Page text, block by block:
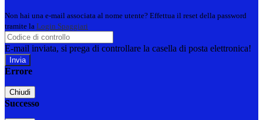
Non hai una e-mail associata al nome utente? Effettua il reset della password
tramite la Login Spaggiari
E-mail inviata, si prega di controllare la casella di posta elettronica!
Errore
Chiudi
Successo